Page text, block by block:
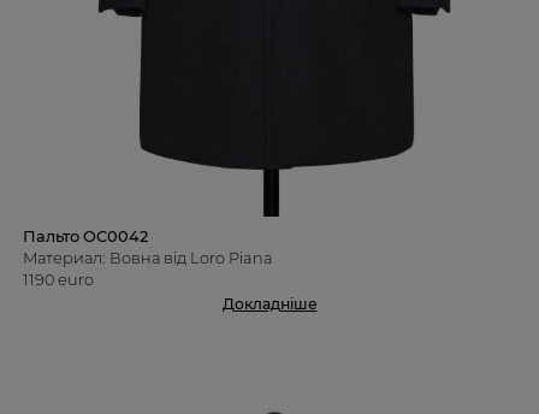
Пальто OC0042
Материал: Вовна від Loro Piana
1190 euro
Докладніше